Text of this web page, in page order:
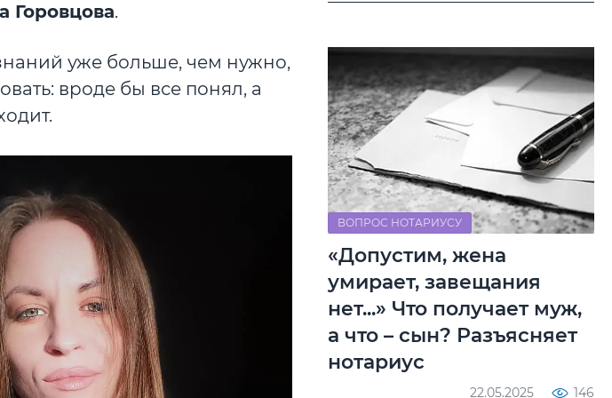
Горовцова.
уже больше, чем нужно,
вроде бы все понял, а
ВОПРОС НОТАРИУСУ
«Допустим, жена
умирает, завещания
нет...» Что получает муж,
а что – сын? Разъясняет
нотариус
22.05.2025 146